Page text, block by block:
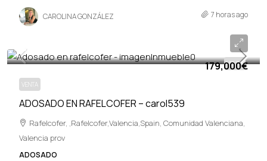
CAROLINA GONZÁLEZ 7 horas ago
VENTA
179,000€
VENTA
ADOSADO EN RAFELCOFER – carol539
179,000€
Rafelcofer, ,Rafelcofer,Valencia,Spain, Comunidad Valenciana,
Valencia prov
ADOSADO